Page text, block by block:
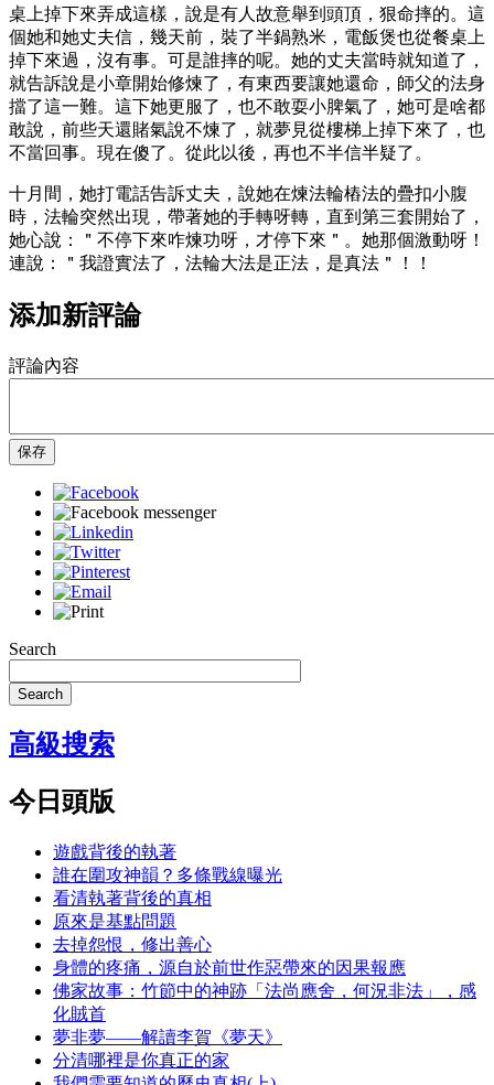
桌上掉下來弄成這樣，說是有人故意舉到頭頂，狠命摔的。這
個她和她丈夫信，幾天前，裝了半鍋熟米，電飯煲也從餐桌上
掉下來過，沒有事。可是誰摔的呢。她的丈夫當時就知道了，
就告訴說是小章開始修煉了，有東西要讓她還命，師父的法身
擋了這一難。這下她更服了，也不敢耍小脾氣了，她可是啥都
敢說，前些天還賭氣說不煉了，就夢見從樓梯上掉下來了，也
不當回事。現在傻了。從此以後，再也不半信半疑了。
十月間，她打電話告訴丈夫，說她在煉法輪樁法的疊扣小腹
時，法輪突然出現，帶著她的手轉呀轉，直到第三套開始了，
她心說：＂不停下來咋煉功呀，才停下來＂。她那個激動呀！
連說：＂我證實法了，法輪大法是正法，是真法＂！！
添加新評論
評論內容
保存
Search
Search
高級搜索
今日頭版
遊戲背後的執著
誰在圍攻神韻？多條戰線曝光
看清執著背後的真相
原來是基點問題
去掉怨恨，修出善心
身體的疼痛，源自於前世作惡帶來的因果報應
佛家故事：竹節中的神跡「法尚應舍，何況非法」，感
化賊首
夢非夢——解讀李賀《夢天》
分清哪裡是你真正的家